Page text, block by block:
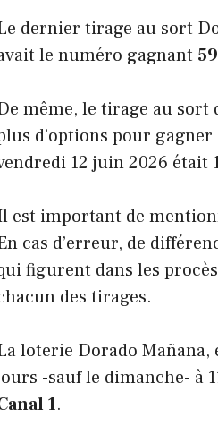
dernier tirage au sort
le numéro gagnant
même, le tirage au sort
d’options pour
12 juin 2026 était
est important de
cas d’erreur, de
figurent dans les
des tirages.
loterie Dorado
-sauf le dimanche- à
1.